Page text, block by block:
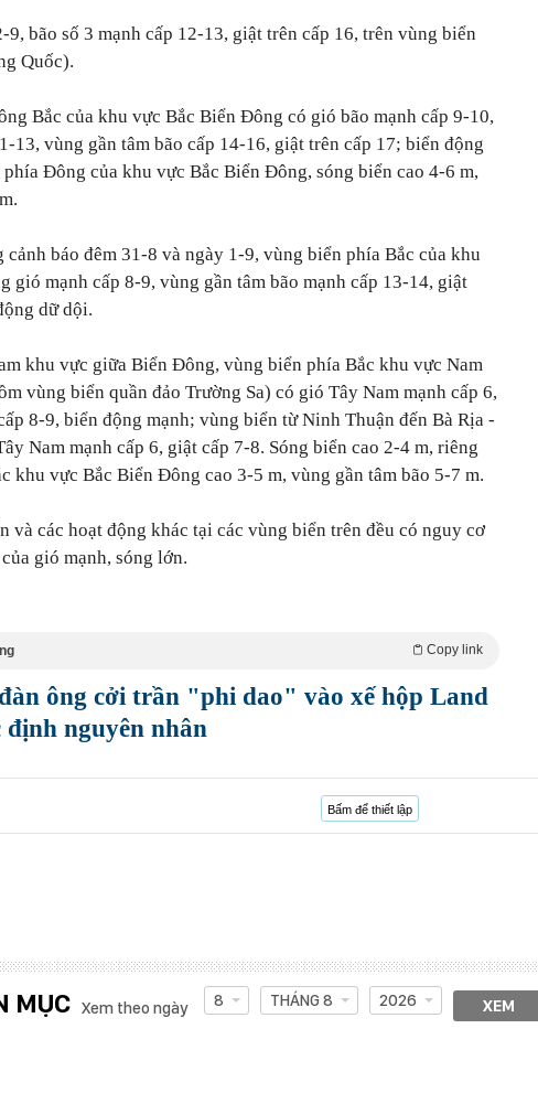
bão số 3 mạnh cấp 12-13, giật trên cấp 16, trên vùng biển
Quốc).
Bắc của khu vực Bắc Biển Đông có gió bão mạnh cấp 9-10,
13, vùng gần tâm bão cấp 14-16, giật trên cấp 17; biển động
Đông của khu vực Bắc Biển Đông, sóng biển cao 4-6 m,
cảnh báo đêm 31-8 và ngày 1-9, vùng biển phía Bắc của khu
gió mạnh cấp 8-9, vùng gần tâm bão mạnh cấp 13-14, giật
dữ dội.
khu vực giữa Biển Đông, vùng biển phía Bắc khu vực Nam
vùng biển quần đảo Trường Sa) có gió Tây Nam mạnh cấp 6,
8-9, biển động mạnh; vùng biển từ Ninh Thuận đến Bà Rịa -
Nam mạnh cấp 6, giật cấp 7-8. Sóng biển cao 2-4 m, riêng
khu vực Bắc Biển Đông cao 3-5 m, vùng gần tâm bão 5-7 m.
và các hoạt động khác tại các vùng biển trên đều có nguy cơ
gió mạnh, sóng lớn.
Copy link
ông cởi trần "phi dao" vào xế hộp Land
nguyên nhân
Bấm để thiết lập
MỤC Xem theo ngày 8 THÁNG 8 2026 XEM